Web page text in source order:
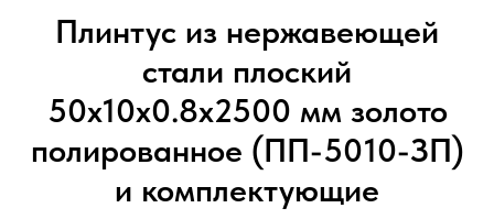
Плинтус из нержавеющей
стали плоский
50х10х0.8х2500 мм золото
полированное (ПП-5010-ЗП)
и комплектующие